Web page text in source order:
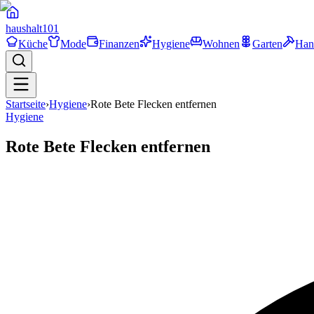
haushalt101
Küche
Mode Finanzen Hygiene Wohnen Garten
Startseite›Hygiene›Rote Bete Flecken entfernen
Hygiene
Rote Bete Flecken entfernen